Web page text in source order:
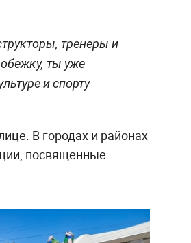
тренеры и
ты уже
и спорту
В городах и районах
посвященные